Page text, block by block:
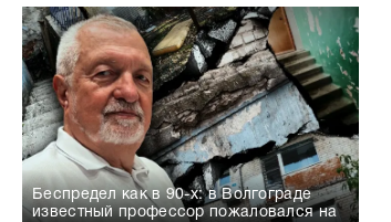
Беспредел как в 90-х: в Волгограде
известный профессор пожаловался на